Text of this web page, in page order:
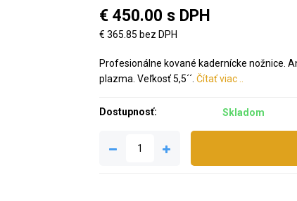
€ 450.00 s DPH
€ 365.85 bez DPH
Profesionálne kované kadernícke nožnice.
plazma. Veľkosť 5,5´´. Čítať viac ..
Dostupnosť: Skladom